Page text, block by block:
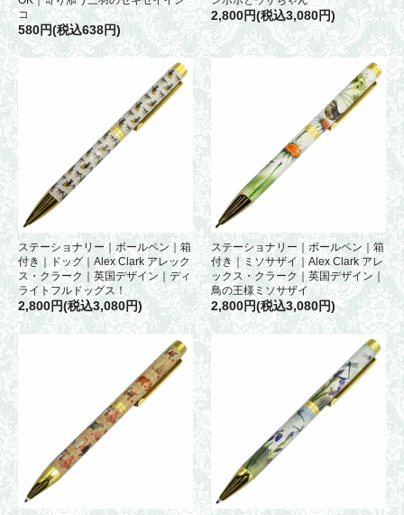
コ
580円(税込638円)
2,800円(税込3,080円)
ステーショナリー｜ボールペン｜箱
付き｜ドッグ｜Alex Clark アレック
ス・クラーク｜英国デザイン｜ディ
ライトフルドッグス！
2,800円(税込3,080円)
ステーショナリー｜ボールペン｜箱
付き｜ミソサザイ｜Alex Clark アレ
ックス・クラーク｜英国デザイン｜
鳥の王様ミソサザイ
2,800円(税込3,080円)